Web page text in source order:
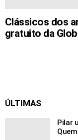
Clássicos dos
gratuito da
ÚLTIMAS
Pilar